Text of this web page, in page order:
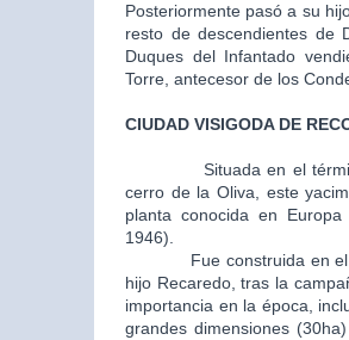
Posteriormente pasó a su
resto de descendientes de
Duques del Infantado
Torre, antecesor de los
CIUDAD VISIGODA DE
Situada en el
cerro de la Oliva, este
planta conocida en
1946).
Fue construida en el
hijo Recaredo, tras la
importancia en la época,
grandes dimensiones